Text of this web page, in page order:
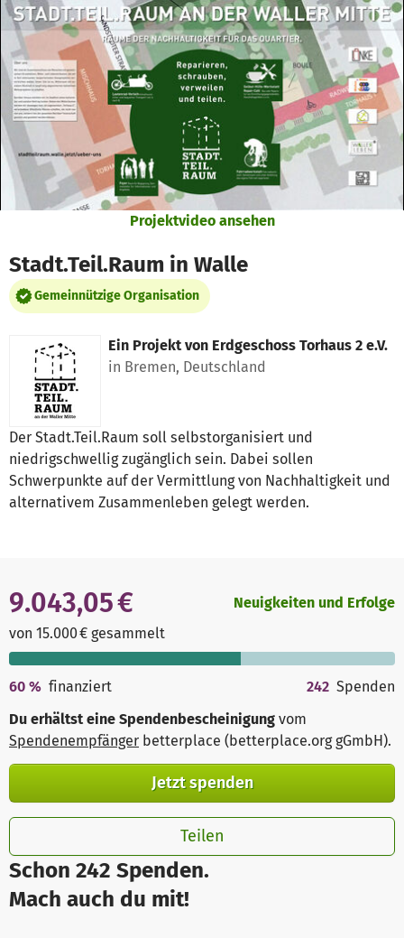
Zum Hauptinhalt springen
Erklärung zur Barrierefreiheit anzeigen
Projektvideo ansehen
Stadt.Teil.Raum in Walle
Gemeinnützige Organisation
Ein Projekt von Erdgeschoss Torhaus 2 e.V.
in Bremen, Deutschland
Der Stadt.Teil.Raum soll selbstorganisiert und
niedrigschwellig zugänglich sein. Dabei sollen
Schwerpunkte auf der Vermittlung von Nachhaltigkeit und
alternativem Zusammenleben gelegt werden.
Schon 242 Spenden.
Mach auch du mit!
9.043,05 €
von 15.000 € gesammelt
Neuigkeiten und Erfolge
60 % finanziert 242 Spenden
Du erhältst eine Spendenbescheinigung vom
Spendenempfänger betterplace (betterplace.org gGmbH).
Jetzt spenden
Teilen